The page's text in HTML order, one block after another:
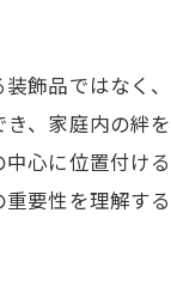
具デザインの魅
な神具一覧
様への敬意
配置する理由
飾品ではなく
、家庭内の絆
心に位置付け
要性を理解す